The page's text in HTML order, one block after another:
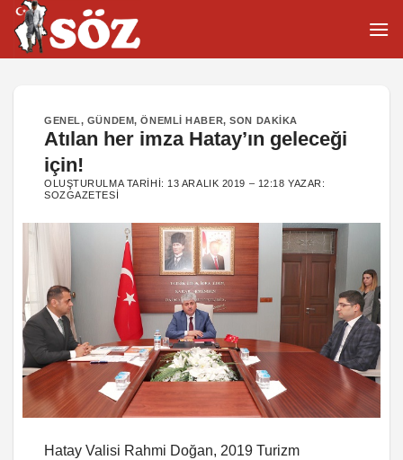
İçeriğe
atla
GENEL, GÜNDEM,ÖNEMLI HABER,SON DAKIKA
Atılan her imza Hatay’ın geleceği
için!
OLUŞTURULMA TARIHI: 13 ARALIK 2019 – 12:18 YAZAR:
SOZGAZETESI
Hatay Valisi Rahmi Doğan, 2019 Turizm